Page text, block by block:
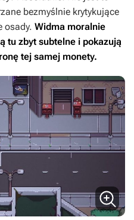
bezmyślnie krytykujące
osady. Widma moralnie
tu zbyt subtelne i pokazują
tej samej monety.